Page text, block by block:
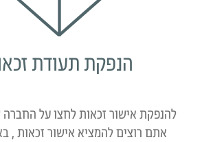
הנפקת תעודת
להנפקת אישור זכאות לחצו על
אתם רוצים להמציא אישור זכאות ,